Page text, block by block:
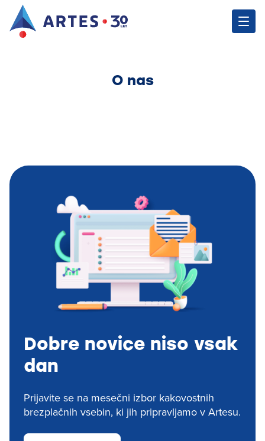
O nas
Dobre novice niso vsak
dan
Prijavite se na mesečni izbor kakovostnih
brezplačnih vsebin, ki jih pripravljamo v Artesu.